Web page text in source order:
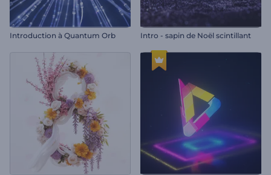
Introduction à Quantum Orb Intro - sapin de Noël scintillant